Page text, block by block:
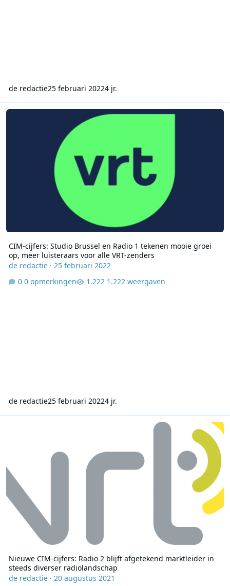
de redactie25 februari 20224 jr.
CIM-cijfers: Studio Brussel en Radio 1 tekenen mooie groei op,
CIM-cijfers: Studio Brussel en Radio 1 tekenen mooie groei
op, meer luisteraars voor alle VRT-zenders
de redactie· 25 februari 2022
0 opmerkingen
1.222 weergaven
de redactie25 februari 20224 jr.
Nieuwe CIM-cijfers: Radio 2 blijft afgetekend marktleider in
Nieuwe CIM-cijfers: Radio 2 blijft afgetekend marktleider in
steeds diverser radiolandschap
de redactie· 20 augustus 2021